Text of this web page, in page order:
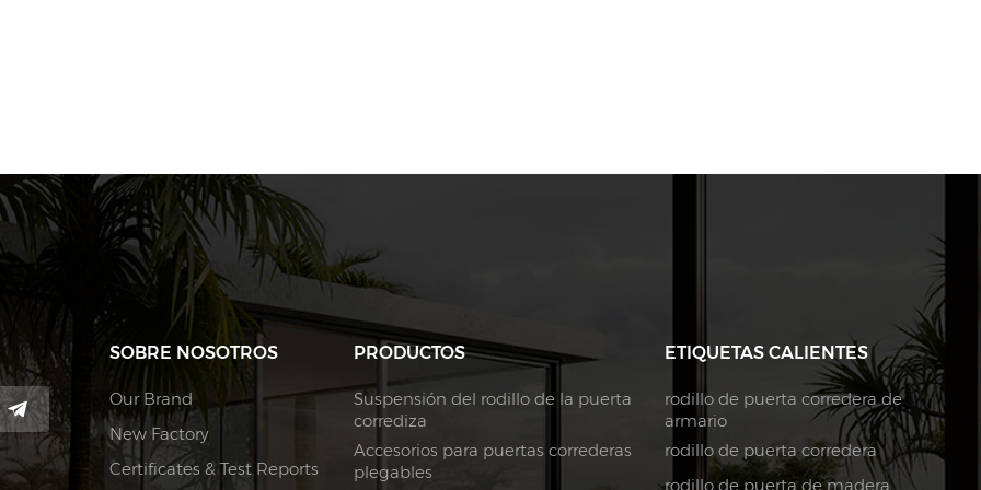
SOBRE NOSOTROS
Our Brand
New Factory
Certificates & Test Reports
PRODUCTOS
Suspensión del rodillo de la puerta
corrediza
Accesorios para puertas correderas
plegables
ETIQUETAS CALIENTES
rodillo de puerta corredera de
armario
rodillo de puerta corredera
rodillo de puerta de madera